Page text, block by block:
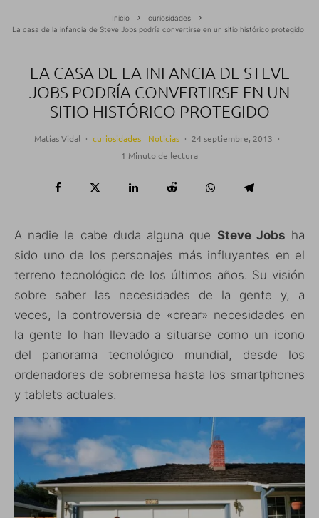
Inicio
curiosidades
La casa de la infancia de Steve Jobs podría convertirse en un sitio histórico protegido
LA CASA DE LA INFANCIA DE STEVE
JOBS PODRÍA CONVERTIRSE EN UN
SITIO HISTÓRICO PROTEGIDO
Matías Vidal · curiosidades Noticias · 24 septiembre, 2013 ·
1 Minuto de lectura
A nadie le cabe duda alguna que Steve Jobs ha
sido uno de los personajes más influyentes en el
terreno tecnológico de los últimos años. Su visión
sobre saber las necesidades de la gente y, a
veces, la controversia de «crear» necesidades en
la gente lo han llevado a situarse como un icono
del panorama tecnológico mundial, desde los
ordenadores de sobremesa hasta los smartphones
y tablets actuales.